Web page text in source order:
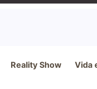
Reality Show Vida